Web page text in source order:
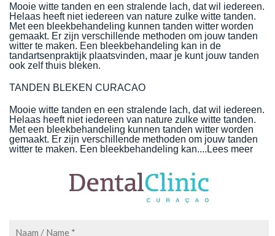
Mooie witte tanden en een stralende lach, dat wil iedereen.
Helaas heeft niet iedereen van nature zulke witte tanden.
Met een bleekbehandeling kunnen tanden witter worden
gemaakt. Er zijn verschillende methoden om jouw tanden
witter te maken. Een bleekbehandeling kan in de
tandartsenpraktijk plaatsvinden, maar je kunt jouw tanden
ook zelf thuis bleken.
TANDEN BLEKEN CURACAO
Mooie witte tanden en een stralende lach, dat wil iedereen.
Helaas heeft niet iedereen van nature zulke witte tanden.
Met een bleekbehandeling kunnen tanden witter worden
gemaakt. Er zijn verschillende methoden om jouw tanden
witter te maken. Een bleekbehandeling kan.... Lees meer